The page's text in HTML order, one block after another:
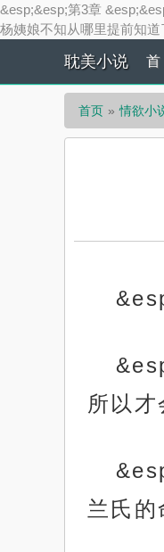
&esp;&esp;第3章
杨姨娘不知从哪里提前知
耽美小说 首
首页 情欲小
所以
兰氏的